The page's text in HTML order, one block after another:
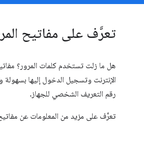
تعرَّف على مفاتيح المرور
هل ما زلت تستخدم كلمات المرور؟
الإنترنت وتسجيل الدخول إليها
رقم التعريف الشخصي للجهاز.
تعرَّف على مزيد من المعلومات عن